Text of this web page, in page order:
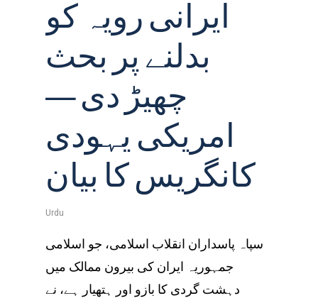
ایرانی رویہ کو
بدلنے پر بحث
چھیڑ دی —
امریکی یہودی
کانگریس کا بیان
Urdu
سپاہ پاسداران انقلاب اسلامی، جو اسلامی
جمہوریہ ایران کی بیرون ممالک میں
دہشت گردی کا بازو اور ہتھیار ہے، نے